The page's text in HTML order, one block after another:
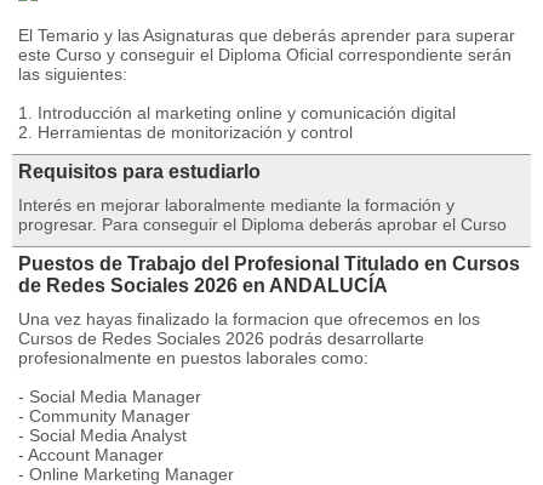
El Temario y las Asignaturas que deberás aprender para superar
este Curso y conseguir el Diploma Oficial correspondiente serán
las siguientes:
1. Introducción al marketing online y comunicación digital
2. Herramientas de monitorización y control
Requisitos para estudiarlo
Interés en mejorar laboralmente mediante la formación y
progresar. Para conseguir el Diploma deberás aprobar el Curso
Puestos de Trabajo del Profesional Titulado en Cursos
de Redes Sociales 2026 en ANDALUCÍA
Una vez hayas finalizado la formacion que ofrecemos en los
Cursos de Redes Sociales 2026 podrás desarrollarte
profesionalmente en puestos laborales como:
- Social Media Manager
- Community Manager
- Social Media Analyst
- Account Manager
- Online Marketing Manager